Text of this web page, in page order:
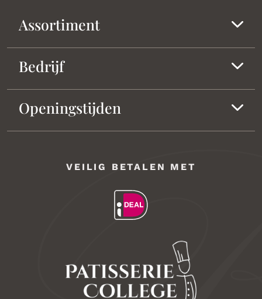
Assortiment
Bedrijf
Openingstijden
VEILIG BETALEN MET